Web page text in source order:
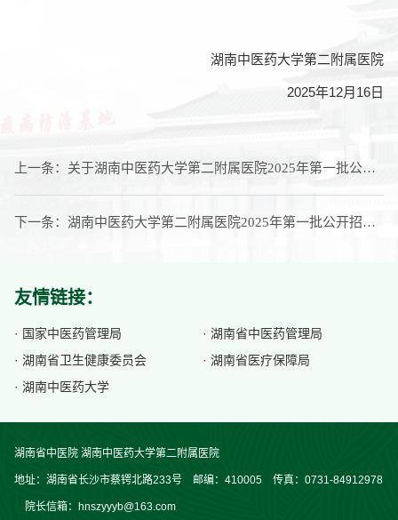
湖南中医药大学第二附属医院
2025年12月16日
上一条： 关于湖南中医药大学第二附属医院2025年第一批公开招聘第三批次A3岗位考核成绩的公示
下一条： 湖南中医药大学第二附属医院2025年第一批公开招聘第三批次通过资格审查人员名单的公示
友情链接：
· 国家中医药管理局
· 湖南省中医药管理局
· 湖南省卫生健康委员会
· 湖南省医疗保障局
· 湖南中医药大学
湖南省中医院 湖南中医药大学第二附属医院
地址：湖南省长沙市蔡锷北路233号 邮编：410005 传真：0731-84912978
院长信箱：hnszyyyb@163.com